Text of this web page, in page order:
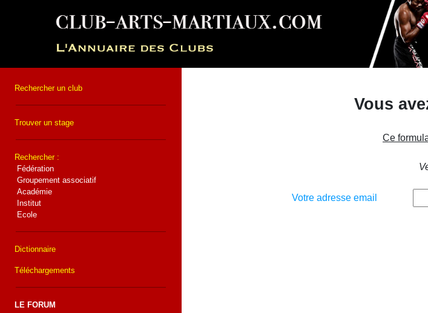
Rechercher un club
Trouver un stage
Rechercher :
Fédération
Groupement associatif
Académie
Institut
Ecole
Dictionnaire
Téléchargements
LE FORUM
Vous
Ce
Votre adresse email